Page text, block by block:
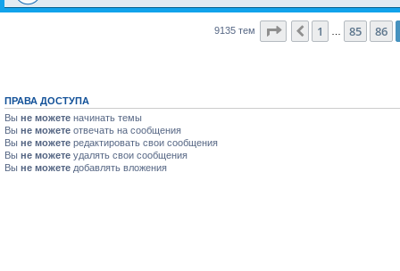
9135 тем Страница 87из 366
Пред.
1 85 86
ПРАВА ДОСТУПА
Вы не можете начинать темы
Вы не можете отвечать на сообщения
Вы не можете редактировать свои сообщения
Вы не можете удалять свои сообщения
Вы не можете добавлять вложения